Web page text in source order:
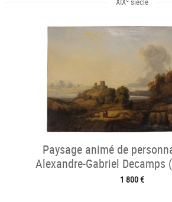
Paysage animé de
Alexandre-Gabriel Decamps
1 800 €